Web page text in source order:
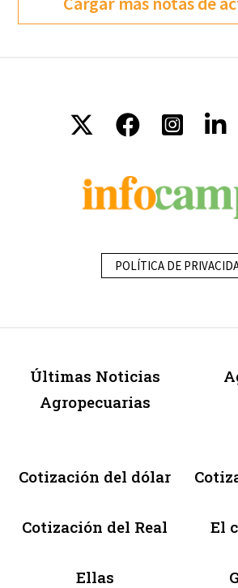
POLÍTICA DE
Últimas Noticias
Agropecuarias
Cotización del dólar
Cotización del Real El
Ellas